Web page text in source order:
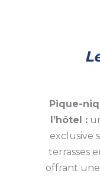
Pique-
l’hôtel :
exclusive
terrasses
offrant une